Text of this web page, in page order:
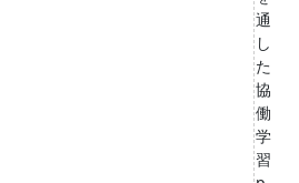
通
し
た
協
働
学
習